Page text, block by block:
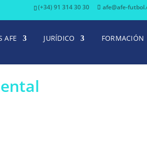
(+34) 91 314 30 30 afe@afe-
AFE JURÍDICO FORMACIÓN